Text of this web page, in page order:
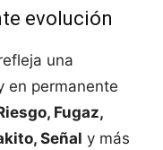
evolución
una
en permanente
Fugaz,
Señal y más